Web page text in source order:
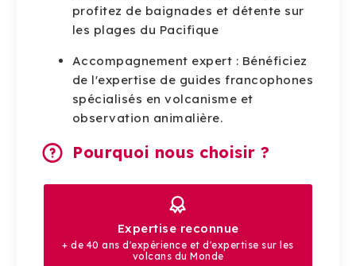
profitez de baignades et détente sur
les plages du Pacifique
Accompagnement expert : Bénéficiez
de l'expertise de guides francophones
spécialisés en volcanisme et
observation animalière.
Pourquoi nous choisir ?
Expertise reconnue
+ de 40 ans d'expérience et d'expertise sur les
volcans du Monde